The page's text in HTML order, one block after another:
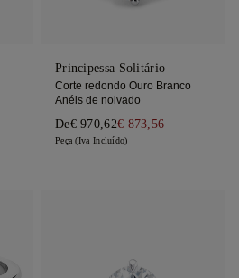
Principessa Solitário
Corte redondo Ouro Branco
Anéis de noivado
De€ 970,62€ 873,56
Peça (Iva Incluído)